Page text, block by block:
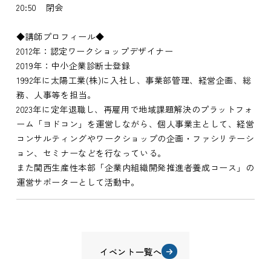
20:50 閉会
◆講師プロフィール◆
2012年：認定ワークショップデザイナー
2019年：中小企業診断士登録
1992年に太陽工業(株)に入社し、事業部管理、経営企画、総
務、人事等を担当。
2023年に定年退職し、再雇用で地域課題解決のプラットフォ
ーム「ヨドコン」を運営しながら、個人事業主として、経営
コンサルティングやワークショップの企画・ファシリテーシ
ョン、セミナーなどを行なっている。
また関西生産性本部「企業内組織開発推進者養成コース」の
運営サポーターとして活動中。
イベント一覧へ